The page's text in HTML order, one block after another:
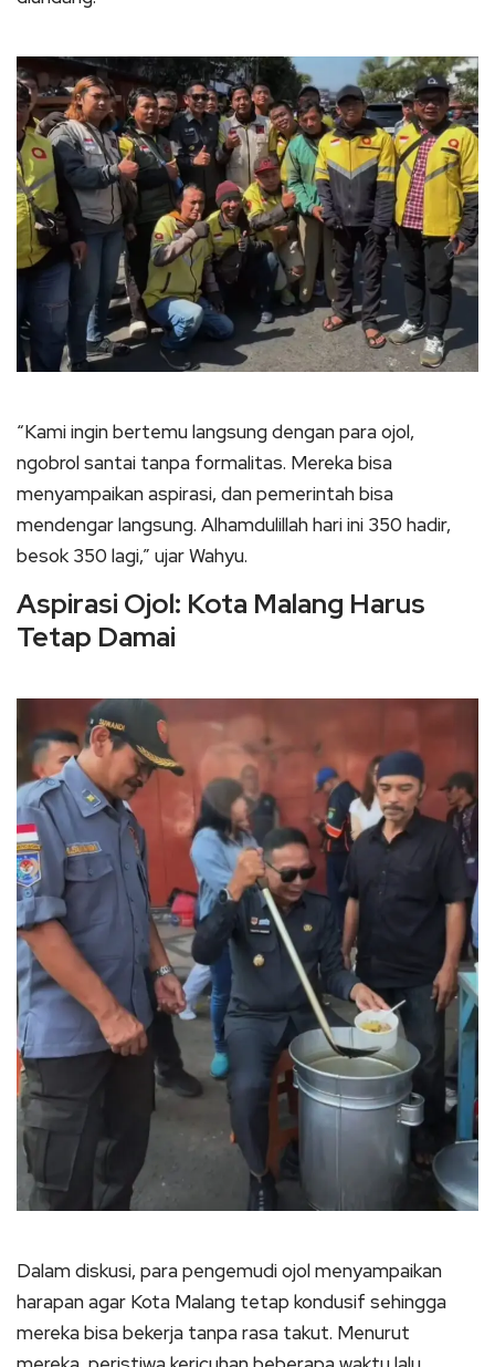
“Kami ingin bertemu langsung dengan para ojol,
ngobrol santai tanpa formalitas. Mereka bisa
menyampaikan aspirasi, dan pemerintah bisa
mendengar langsung. Alhamdulillah hari ini 350 hadir,
besok 350 lagi,” ujar Wahyu.
Aspirasi Ojol: Kota Malang Harus
Tetap Damai
Dalam diskusi, para pengemudi ojol menyampaikan
harapan agar Kota Malang tetap kondusif sehingga
mereka bisa bekerja tanpa rasa takut. Menurut